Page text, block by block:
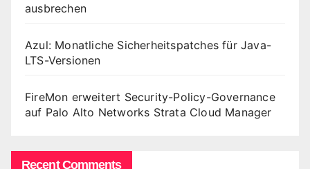
ausbrechen
Azul: Monatliche Sicherheitspatches für Java-
LTS-Versionen
FireMon erweitert Security-Policy-Governance
auf Palo Alto Networks Strata Cloud Manager
Recent Comments